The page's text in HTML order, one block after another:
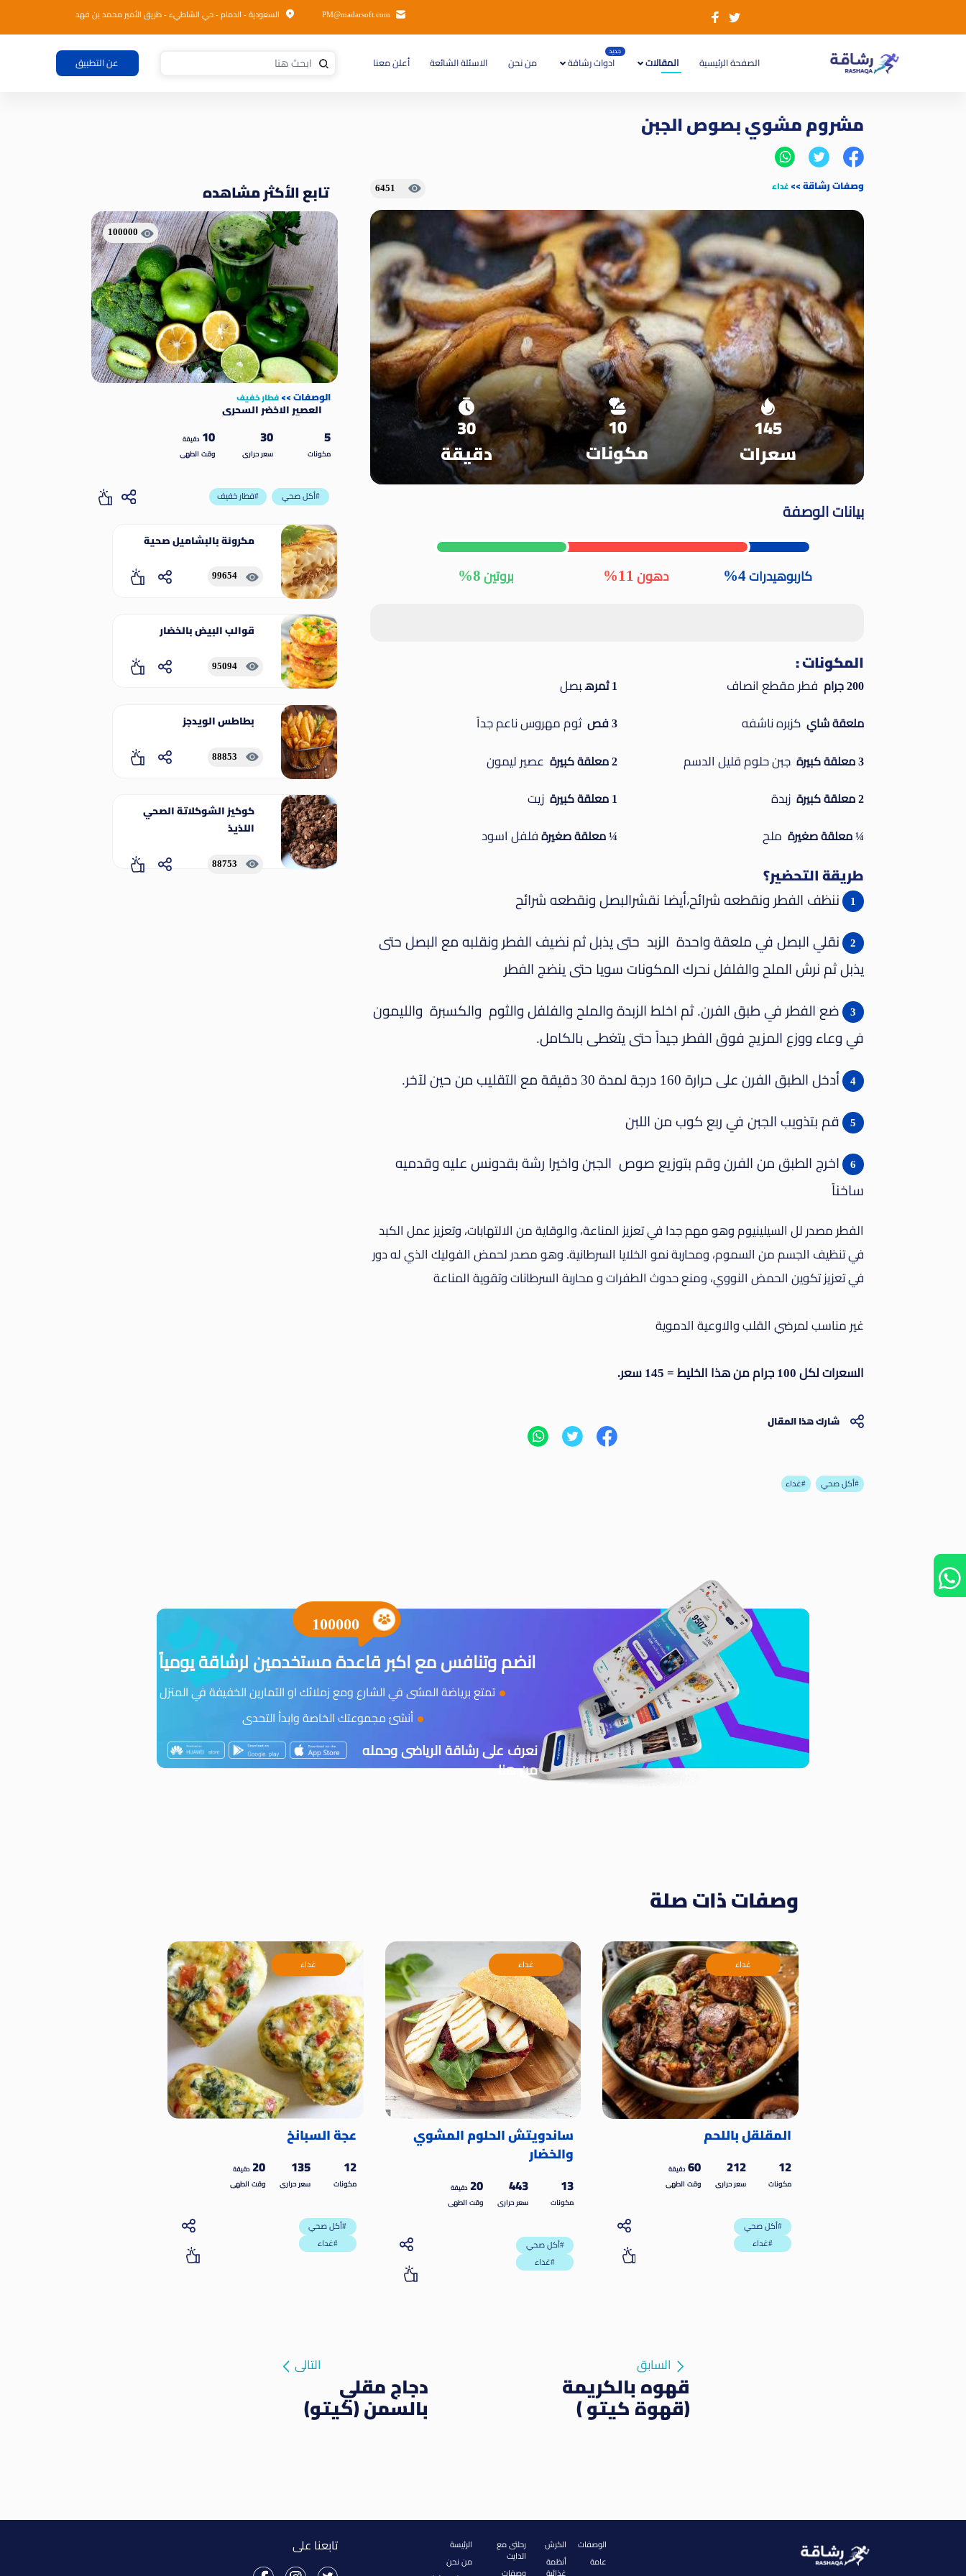
PM@madarsoft.com السعودية - الدمام - حي الشاطيء - طريق الأمير محمد بن فهد
الصفحة الرئيسية
(current) المقالات
جديد
ادوات رشاقة من نحن الاسئلة الشائعة أعلن معنا عن التطبيق
مشروم مشوي بصوص الجبن
وصفات رشاقة>>غداء 6451
145
سعرات
10
مكونات
30
دقيقة
بيانات الوصفة
كاربوهيدرات 4% دهون 11% بروتين 8%
المكونات :
200 جرام فطر مقطع انصاف 1 ثمره بصل
ملعقة شاي كزبره ناشفه 3 فص ثوم مهروس ناعم جداً
3 معلقة كبيرة جبن حلوم قليل الدسم 2 معلقة كبيرة عصير ليمون
2 معلقة كبيرة زبدة 1 معلقة كبيرة زيت
¼ معلقة صغيرة ملح ¼ معلقة صغيرة فلفل اسود
طريقة التحضير؟
ننظف الفطر ونقطعه شرائح،أيضا نقشرالبصل ونقطعه شرائح
نقلي البصل في ملعقة واحدة الزبد حتى يذبل ثم نضيف الفطر ونقلبه مع البصل حتى
يذبل ثم نرش الملح والفلفل نحرك المكونات سويا حتى ينضج الفطر
ضع الفطر في طبق الفرن. ثم اخلط الزبدة والملح والفلفل والثوم والكسبرة والليمون
في وعاء ووزع المزيج فوق الفطر جيداً حتى يتغطى بالكامل.
أدخل الطبق الفرن على حرارة 160 درجة لمدة 30 دقيقة مع التقليب من حين لآخر.
قم بتذويب الجبن في ربع كوب من اللبن
اخرج الطبق من الفرن وقم بتوزيع صوص الجبن واخيرا رشة بقدونس عليه وقدميه
ساخناً
الفطر مصدر لل السيلينيوم وهو مهم جدا في تعزيز المناعة، والوقاية من الالتهابات، وتعزيز عمل الكبد
في تنظيف الجسم من السموم، ومحاربة نمو الخلايا السرطانية. وهو مصدر لحمض الفوليك الذي له دور
في تعزيز تكوين الحمض النووي، ومنع حدوث الطفرات و محاربة السرطانات وتقوية المناعة
غير مناسب لمرضي القلب والاوعية الدموية
السعرات لكل 100 جرام من هذا الخليط = 145 سعر.
شارك هذا المقال
أكل صحي# غداء#
تابع الأكثر مشاهده
100000
الوصفات>>فطار خفيف
العصير الاخضر السحري
5
مكونات
30
سعر حرارى
10 دقيقة
وقت الطهى
أكل صحي# فطار خفيف#
مكرونة بالبشاميل صحية
99654
قوالب البيض بالخضار
95094
بطاطس الويدجز
88853
كوكيز الشوكلاتة الصحي
اللذيذ
88753
100000
انضم وتنافس مع اكبر قاعدة مستخدمين لرشاقة يومياً
تمتع برياضة المشى في الشارع ومع زملائك او التمارين الخفيفة في المنزل
أنشئ مجموعتك الخاصة وابدأ التحدى
نعرف على رشاقة الرياضى وحمله
من هنا
وصفات ذات صلة
غداء
المقلقل باللحم
12
مكونات
212
سعر حرارى
60 دقيقة
وقت الطهى
أكل صحي#
غداء#
غداء
ساندويتش الحلوم المشوي
والخضار
13
مكونات
443
سعر حرارى
20 دقيقة
وقت الطهى
أكل صحي#
غداء#
غداء
عجة السبانخ
12
مكونات
135
سعر حرارى
20 دقيقة
وقت الطهى
أكل صحي#
غداء#
السابق
قهوه بالكريمة
(قهوة كيتو )
التالى
دجاج مقلي
بالسمن (كيتو)
الوصفات
عامة
الكرش
أنظمة
غذائية
رحلتى مع
الدايت
وصفات
الرئيسة
من نحن
تابعنا على